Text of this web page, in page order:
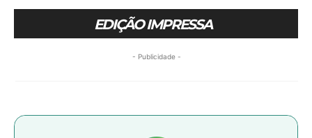
EDIÇÃO IMPRESSA
- Publicidade -